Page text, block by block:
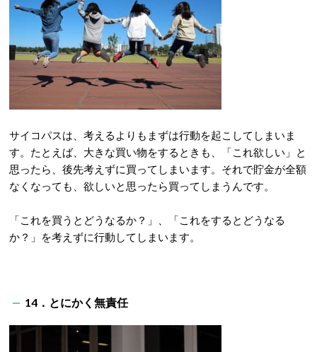
サイコパスは、考えるよりもまずは行動を起こしてしまいま
す。たとえば、大きな買い物をするときも、「これ欲しい」と
思ったら、後先考えずに買ってしまいます。それで貯金が全額
なくなっても、欲しいと思ったら買ってしまうんです。
「これを買うとどうなるか？」、「これをするとどうなる
か？」を考えずに行動してしまいます。
14．とにかく無責任